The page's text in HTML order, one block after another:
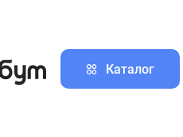
Каталог